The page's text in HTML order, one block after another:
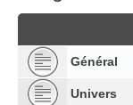
Général
Univers